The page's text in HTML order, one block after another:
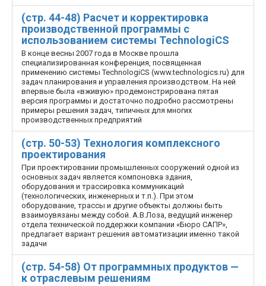
(стр. 44-48) Расчет и корректировка
производственной программы с
использованием системы TechnologiCS
В конце весны 2007 года в Москве прошла
специализированная конференция, посвященная
применению системы TechnologiCS (www.technologics.ru) для
задач планирования и управления производством. На ней
впервые была «вживую» продемонстрирована пятая
версия программы и достаточно подробно рассмотрены
примеры решения задач, типичных для многих
производственных предприятий
(стр. 50-53) Технология комплексного
проектирования
При проектировании промышленных сооружений одной из
основных задач является компоновка здания,
оборудования и трассировка коммуникаций
(технологических, инженерных и т.п.). При этом
оборудование, трассы и другие объекты должны быть
взаимоувязаны между собой. А.В.Лоза, ведущий инженер
отдела технической поддержки компании «Бюро САПР»,
предлагает вариант решения автоматизации именно такой
задачи
(стр. 54-58) От программных продуктов —
к отраслевым решениям